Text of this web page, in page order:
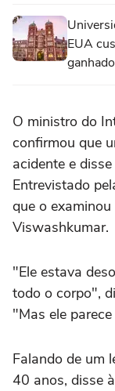
EUA
O ministro do
confirmou que
acidente e
Entrevistado
que o
Viswashkumar.
"Ele estava
todo o corpo",
"Mas ele
Falando de um
40 anos, disse